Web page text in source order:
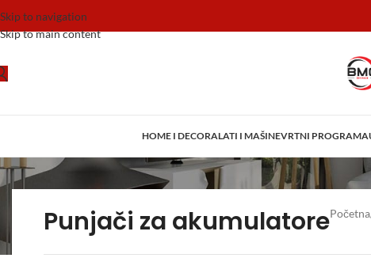
Skip to navigation
Skip to main content
HOME I DECORALATI I MAŠINEVRTNI PROGRAM
Punjači za akumulatorePočetna